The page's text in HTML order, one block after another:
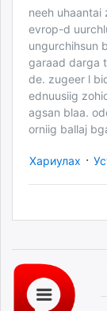
neeh uhaantai
evrop-d
ungurchihsun
garaad darga
de. zugeer l
ednuusiig
agsan blaa.
orniig ballaj
Хариулах ·